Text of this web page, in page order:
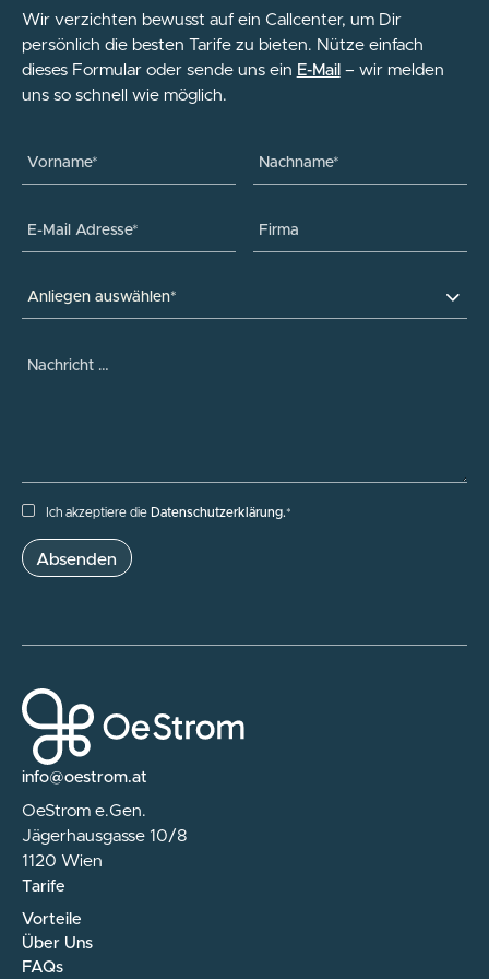
Wir verzichten bewusst auf ein Callcenter, um Dir
persönlich die besten Tarife zu bieten. Nütze einfach
dieses Formular oder sende uns ein E-Mail – wir melden
uns so schnell wie möglich.
Ich akzeptiere die Datenschutzerklärung.*
info@oestrom.at
OeStrom e.Gen.
Jägerhausgasse 10/8
1120 Wien
Tarife
Vorteile
Über Uns
FAQs